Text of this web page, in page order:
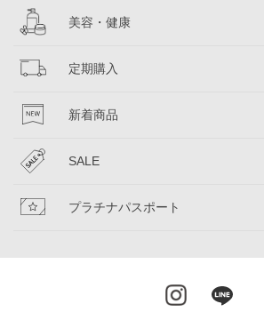
美容・健康
定期購入
新着商品
SALE
プラチナパスポート